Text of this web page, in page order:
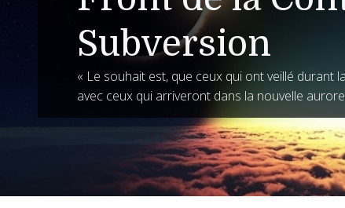
Subversion
« Le souhait est, que ceux qui ont veillé durant
avec ceux qui arriveront dans la nouvelle